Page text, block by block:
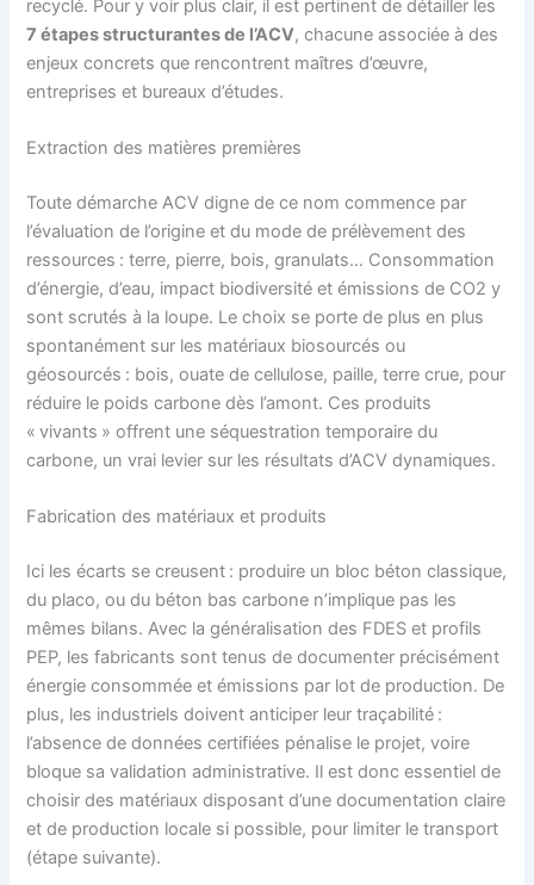
recyclé. Pour y voir plus clair, il est pertinent de détailler les
7 étapes structurantes de l’ACV, chacune associée à des
enjeux concrets que rencontrent maîtres d’œuvre,
entreprises et bureaux d’études.
Extraction des matières premières
Toute démarche ACV digne de ce nom commence par
l’évaluation de l’origine et du mode de prélèvement des
ressources : terre, pierre, bois, granulats… Consommation
d’énergie, d’eau, impact biodiversité et émissions de CO2 y
sont scrutés à la loupe. Le choix se porte de plus en plus
spontanément sur les matériaux biosourcés ou
géosourcés : bois, ouate de cellulose, paille, terre crue, pour
réduire le poids carbone dès l’amont. Ces produits
« vivants » offrent une séquestration temporaire du
carbone, un vrai levier sur les résultats d’ACV dynamiques.
Fabrication des matériaux et produits
Ici les écarts se creusent : produire un bloc béton classique,
du placo, ou du béton bas carbone n’implique pas les
mêmes bilans. Avec la généralisation des FDES et profils
PEP, les fabricants sont tenus de documenter précisément
énergie consommée et émissions par lot de production. De
plus, les industriels doivent anticiper leur traçabilité :
l’absence de données certifiées pénalise le projet, voire
bloque sa validation administrative. Il est donc essentiel de
choisir des matériaux disposant d’une documentation claire
et de production locale si possible, pour limiter le transport
(étape suivante).